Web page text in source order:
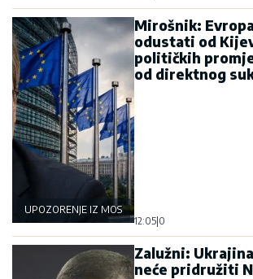
UPOZORENJE IZ MOSKVE
Mirošnik:
odustati od
političkih
od direktnog
12:05 0
Zalužni:
neće pridružiti